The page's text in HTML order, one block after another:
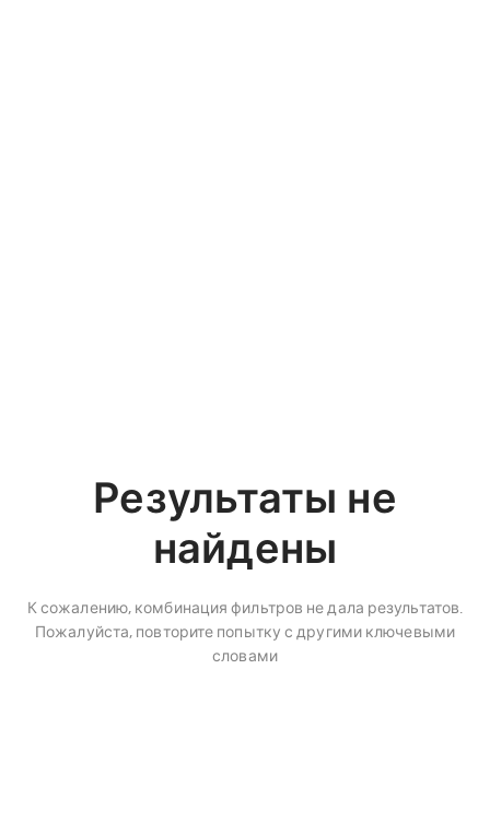
Результаты не
найдены
К сожалению, комбинация фильтров не дала результатов.
Пожалуйста, повторите попытку с другими ключевыми
словами